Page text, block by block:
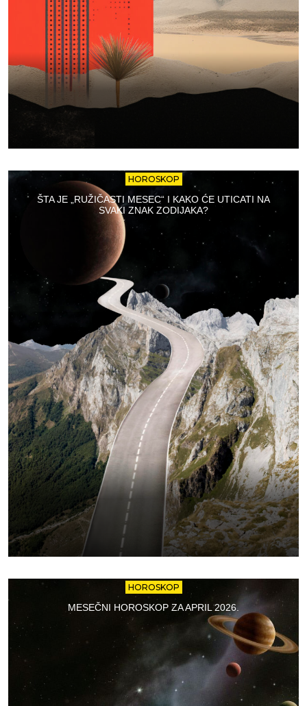
HOROSKOP
ŠTA JE „RUŽIČASTI MESEC“ I KAKO ĆE UTICATI NA
SVAKI ZNAK ZODIJAKA?
HOROSKOP
MESEČNI HOROSKOP ZA APRIL 2026.